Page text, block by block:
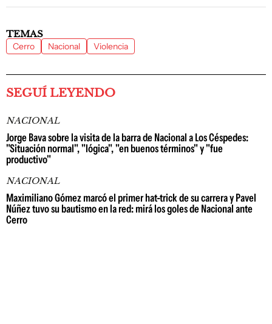
TEMAS
Cerro Nacional Violencia
SEGUÍ LEYENDO
NACIONAL
Jorge Bava sobre la visita de la barra de Nacional a Los Céspedes:
"Situación normal", "lógica", "en buenos términos" y "fue
productivo"
NACIONAL
Maximiliano Gómez marcó el primer hat-trick de su carrera y Pavel
Núñez tuvo su bautismo en la red: mirá los goles de Nacional ante
Cerro